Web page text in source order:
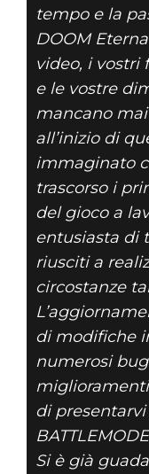
tempo e la
DOOM
video, i vostri
e le vostre
mancano
all’inizio di
immaginato
trascorso i
del gioco a
entusiasta di
riusciti a
circostanze
di modifiche
numerosi
di
Si è già